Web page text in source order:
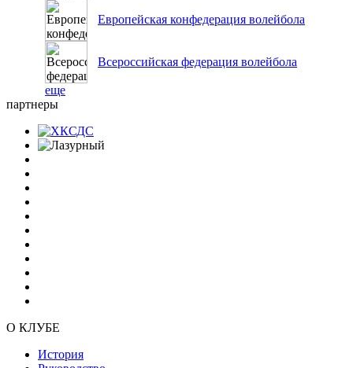
Европейская конфедерация волейбола
Всероссийская федерация волейбола
еще
партнеры
О КЛУБЕ
История